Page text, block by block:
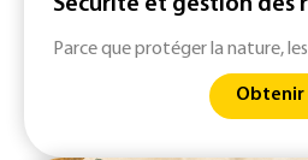
Parce que protéger la nature,
Obtenir